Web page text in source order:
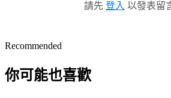
請先 登入 以發表留
Recommended
你可能也喜歡